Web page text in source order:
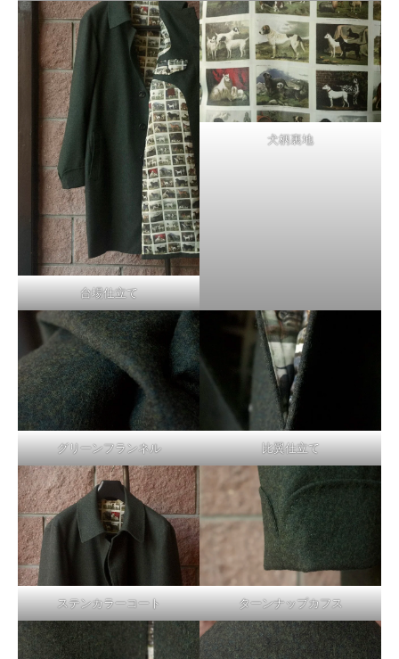
台場仕立て
犬柄裏地
グリーンフランネル 比翼仕立て
ステンカラーコート ターンナップカフス